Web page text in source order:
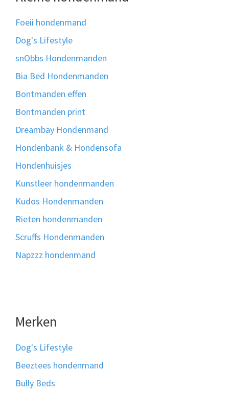
Foeii hondenmand
Dog's Lifestyle
snObbs Hondenmanden
Bia Bed Hondenmanden
Bontmanden effen
Bontmanden print
Dreambay Hondenmand
Hondenbank & Hondensofa
Hondenhuisjes
Kunstleer hondenmanden
Kudos Hondenmanden
Rieten hondenmanden
Scruffs Hondenmanden
Napzzz hondenmand
Merken
Dog's Lifestyle
Beeztees hondenmand
Bully Beds